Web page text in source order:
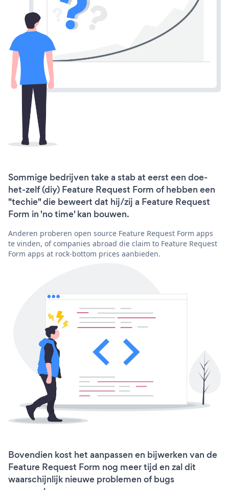
Sommige bedrijven take a stab at eerst een doe-
het-zelf (diy) Feature Request Form of hebben een
"techie" die beweert dat hij/zij a Feature Request
Form in 'no time' kan bouwen.
Anderen proberen open source Feature Request Form apps
te vinden, of companies abroad die claim to Feature Request
Form apps at rock-bottom prices aanbieden.
Bovendien kost het aanpassen en bijwerken van de
Feature Request Form nog meer tijd en zal dit
waarschijnlijk nieuwe problemen of bugs